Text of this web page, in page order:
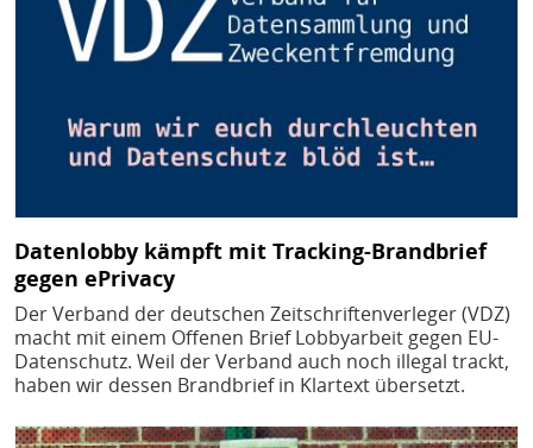
Datenlobby kämpft mit Tracking-Brandbrief
gegen ePrivacy
Der Verband der deutschen Zeitschriftenverleger (VDZ)
macht mit einem Offenen Brief Lobbyarbeit gegen EU-
Datenschutz. Weil der Verband auch noch illegal trackt,
haben wir dessen Brandbrief in Klartext übersetzt.
Bild